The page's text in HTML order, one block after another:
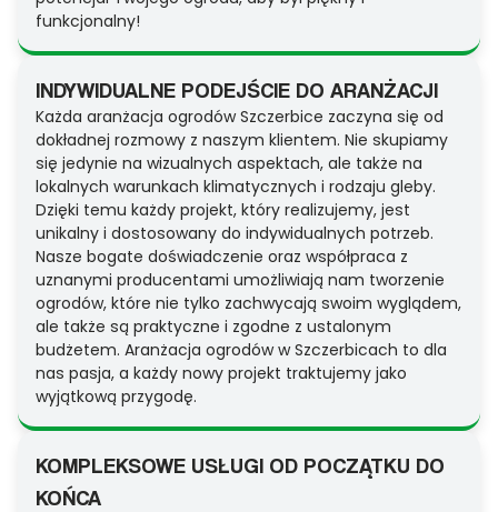
funkcjonalny!
INDYWIDUALNE PODEJŚCIE DO ARANŻACJI
Każda aranżacja ogrodów Szczerbice zaczyna się od
dokładnej rozmowy z naszym klientem. Nie skupiamy
się jedynie na wizualnych aspektach, ale także na
lokalnych warunkach klimatycznych i rodzaju gleby.
Dzięki temu każdy projekt, który realizujemy, jest
unikalny i dostosowany do indywidualnych potrzeb.
Nasze bogate doświadczenie oraz współpraca z
uznanymi producentami umożliwiają nam tworzenie
ogrodów, które nie tylko zachwycają swoim wyglądem,
ale także są praktyczne i zgodne z ustalonym
budżetem. Aranżacja ogrodów w Szczerbicach to dla
nas pasja, a każdy nowy projekt traktujemy jako
wyjątkową przygodę.
KOMPLEKSOWE USŁUGI OD POCZĄTKU DO
KOŃCA